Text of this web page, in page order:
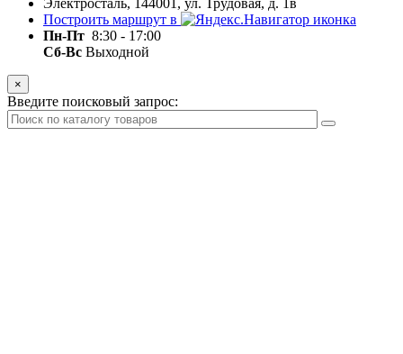
Построить маршрут в
Пн-Пт 8:30 - 17:00
Сб-Вс Выходной
×
Введите поисковый запрос: